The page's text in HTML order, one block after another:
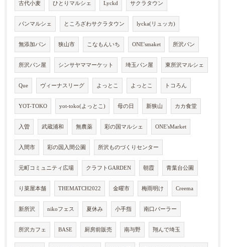
古代小麦 ひとりマルシェ Lyckd サクラタウン
パンマルシェ ところざわサクラタウン lycka(リュッカ)
無添加パン 狭山市 こなもんいち ONE'smaket 所沢パン
所沢パン屋 シンサヤママーケット 埼玉パン屋 東所沢マルシェ
Que ヴィーナスリーグ よっとこ よっとこ トコろん
YOT-TOKO yot-toko(よっとこ) 母の日 新狭山 カカ食堂
入曽 武蔵浦和 無農薬 彩の国マルシェ ONE'sMarket
入間市 彩の国入間公園 所沢ものづくりセンター
元町コミュニティ広場 クラフトGARDEN 朝霞 青葉台公園
り菜屋本舗 THEMATCH2022 金曜市 梅雨明け Creema
新所沢 nikoフェス 夏休み 小手指 南口パーラー
所沢カフェ BASE 厨房前販売 南与野 翔んで埼玉